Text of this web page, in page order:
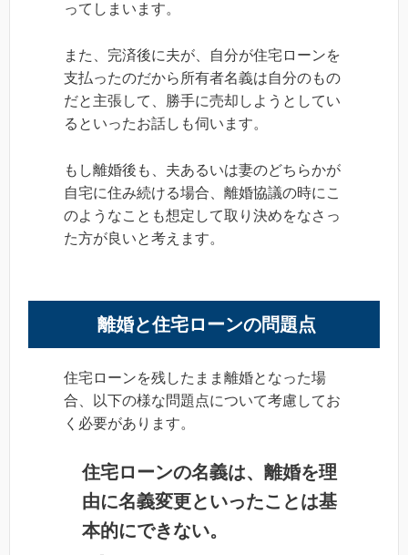
ってしまいます。
また、完済後に夫が、自分が住宅ローンを
支払ったのだから所有者名義は自分のもの
だと主張して、勝手に売却しようとしてい
るといったお話しも伺います。
もし離婚後も、夫あるいは妻のどちらかが
自宅に住み続ける場合、離婚協議の時にこ
のようなことも想定して取り決めをなさっ
た方が良いと考えます。
離婚と住宅ローンの問題点
住宅ローンを残したまま離婚となった場
合、以下の様な問題点について考慮してお
く必要があります。
住宅ローンの名義は、離婚を理
由に名義変更といったことは基
本的にできない。